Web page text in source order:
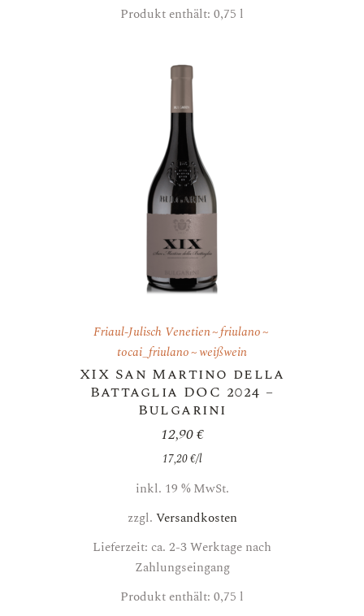
Produkt enthält: 0,75 l
Friaul-Julisch Venetien friulano
tocai_friulano weißwein
XIX San Martino della
Battaglia DOC 2024 –
Bulgarini
12,90€
17,20€/l
inkl. 19 % MwSt.
zzgl. Versandkosten
Lieferzeit: ca. 2-3 Werktage nach
Zahlungseingang
Produkt enthält: 0,75 l